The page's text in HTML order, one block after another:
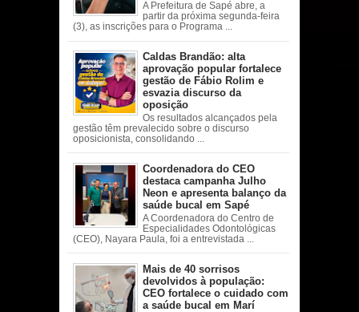
A Prefeitura de Sapé abre, a
partir da próxima segunda-feira
(3), as inscrições para o Programa ...
Caldas Brandão: alta
aprovação popular fortalece
gestão de Fábio Rolim e
esvazia discurso da
oposição
Os resultados alcançados pela
gestão têm prevalecido sobre o discurso
oposicionista, consolidando ...
Coordenadora do CEO
destaca campanha Julho
Neon e apresenta balanço da
saúde bucal em Sapé
A Coordenadora do Centro de
Especialidades Odontológicas
(CEO), Nayara Paula, foi a entrevistada ...
Mais de 40 sorrisos
devolvidos à população:
CEO fortalece o cuidado com
a saúde bucal em Marí